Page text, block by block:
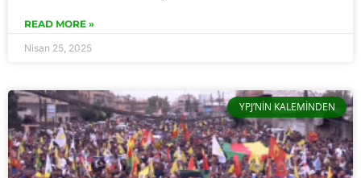
READ MORE »
Nisan 25, 2025
YPJ’NIN KALEMINDEN